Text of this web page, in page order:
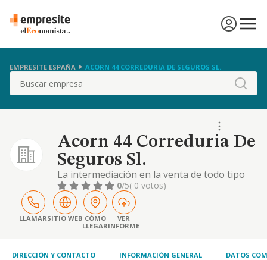
EMPRESITE ESPAÑA ACORN 44 CORREDURIA DE SEGUROS SL.
Buscar
Acorn 44 Correduria De
Seguros Sl.
La intermediación en la venta de todo tipo
de seguos, como correduría de seguros con
sometimiento a la ley 26/2006 de 17 de julio
y demás normativas específicas de mediación
en seguros privados
0/5( 0 votos)
LLAMARSITIO WEB CÓMO
LLEGAR
VER
INFORME
DIRECCIÓN Y CONTACTO INFORMACIÓN GENERAL DATOS